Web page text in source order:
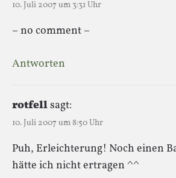
10. Juli 2007 um 3:31 Uhr
– no comment –
Antworten
rotfellsagt:
10. Juli 2007 um 8:50 Uhr
Puh, Erleichterung! Noch einen
hätte ich nicht ertragen ^^